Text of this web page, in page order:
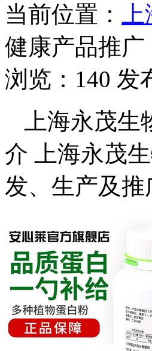
当前位置：
健康产品推广
浏览：140 发
上海永茂
介 上海永茂
发、生产及